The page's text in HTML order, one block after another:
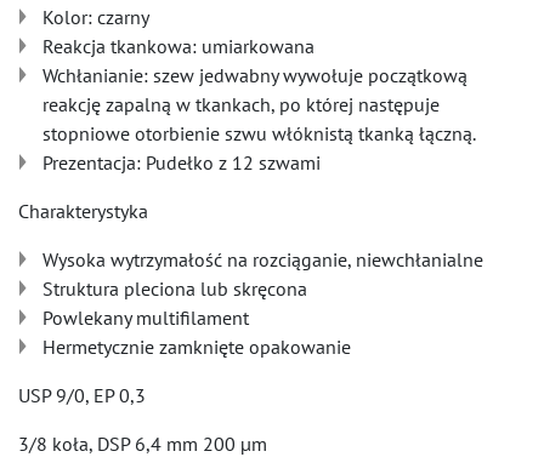
Kolor: czarny
Reakcja tkankowa: umiarkowana
Wchłanianie: szew jedwabny wywołuje początkową
reakcję zapalną w tkankach, po której następuje
stopniowe otorbienie szwu włóknistą tkanką łączną.
Prezentacja: Pudełko z 12 szwami
Charakterystyka
Wysoka wytrzymałość na rozciąganie, niewchłanialne
Struktura pleciona lub skręcona
Powlekany multifilament
Hermetycznie zamknięte opakowanie
USP 9/0, EP 0,3
3/8 koła, DSP 6,4 mm 200 µm